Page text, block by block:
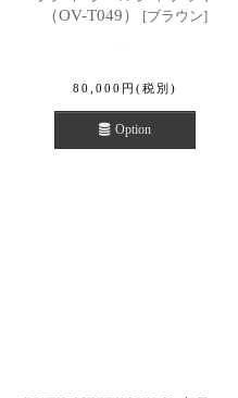
（OV-T049）
[ブラウン]
80,000 円 (税別)
Option